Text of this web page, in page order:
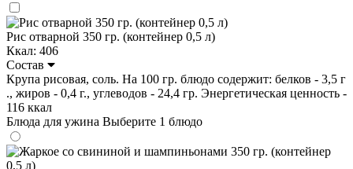
Рис отварной 350 гр. (контейнер 0,5 л)
Ккал: 406
Состав
Крупа рисовая, соль. На 100 гр. блюдо содержит: белков - 3,5 г
., жиров - 0,4 г., углеводов - 24,4 гр. Энергетическая ценность -
116 ккал
Блюда для ужина Выберите 1 блюдо